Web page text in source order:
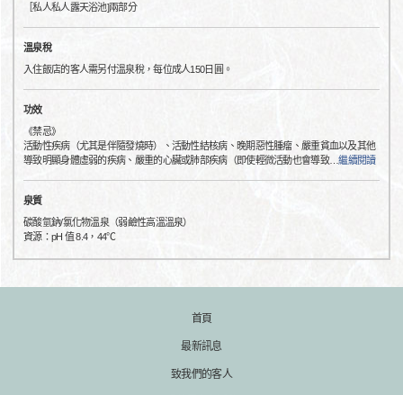
［私人私人露天浴池]兩部分
溫泉稅
入住飯店的客人需另付溫泉稅，每位成人150日圓。
功效
《禁忌》
活動性疾病（尤其是伴隨發燒時）、活動性結核病、晚期惡性腫瘤、嚴重貧血以及其他
導致明顯身體虛弱的疾病、嚴重的心臟或肺部疾病（即使輕微活動也會導致…繼續閱讀
泉質
碳酸氫鈉/氯化物溫泉（弱鹼性高溫溫泉）
資源：pH 值 8.4，44℃
首頁
最新訊息
致我們的客人